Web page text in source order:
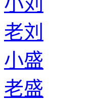
老刘
小盛
老盛